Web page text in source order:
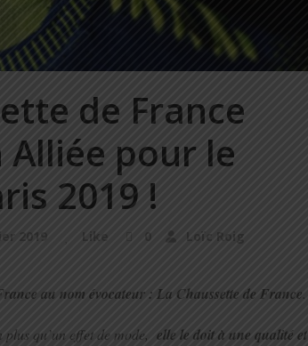
de France
pour le
2019 !
2019 Like 0 Loïc Roig
au nom évocateur : La Chaussette de France.
qu’un effet de mode, elle le doit à une qualité et